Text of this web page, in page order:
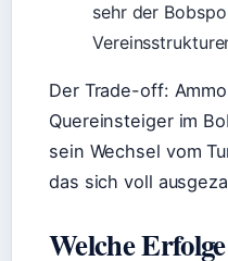
sehr der
Der Trade-off:
Quereinsteiger im
sein Wechsel vom
das sich voll
Welche